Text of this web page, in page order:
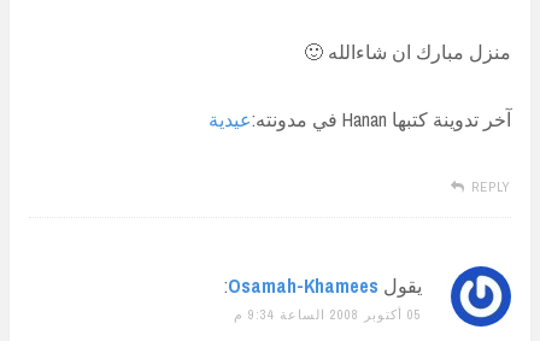
منزل مبارك ان شاءالله 🙂
آخر تدوينة كتبها Hanan في مدونته: عيدية
REPLY
يقول Osamah-Khamees
:
05 أكتوبر 2008 الساعة 9:34 م